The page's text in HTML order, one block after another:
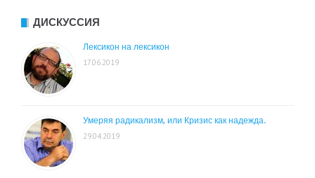
ДИСКУССИЯ
Лексикон на лексикон
17.06.2019
Умеряя радикализм, или Кризис как надежда.
29.04.2019